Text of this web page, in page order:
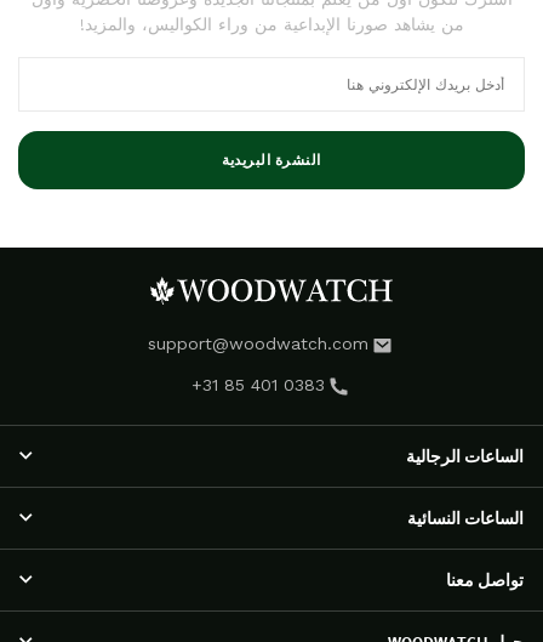
من يشاهد صورنا الإبداعية من وراء الكواليس، والمزيد!
النشرة البريدية
support@woodwatch.com
+31 85 401 0383
الساعات الرجالية
مجموعة EMINENT
الساعات النسائية
مجموعة RADIANCE
تواصل معنا